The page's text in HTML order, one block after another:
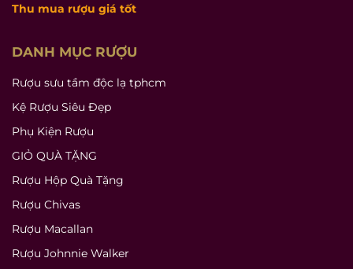
Thu mua rượu giá tốt
DANH MỤC RƯỢU
Rượu sưu tầm độc lạ tphcm
Kệ Rượu Siêu Đẹp
Phụ Kiện Rượu
GIỎ QUÀ TẶNG
Rượu Hộp Quà Tặng
Rượu Chivas
Rượu Macallan
Rượu Johnnie Walker